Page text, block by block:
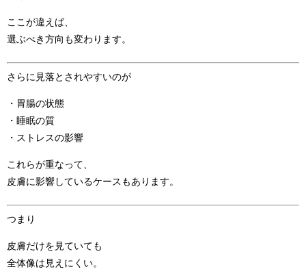
ここが違えば、
選ぶべき方向も変わります。
さらに見落とされやすいのが
・胃腸の状態
・睡眠の質
・ストレスの影響
これらが重なって、
皮膚に影響しているケースもあります。
つまり
皮膚だけを見ていても
全体像は見えにくい。